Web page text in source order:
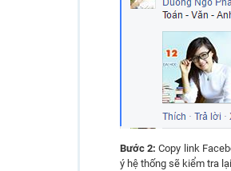
Bước 2: Copy link
ý hệ thống sẽ kiểm tra